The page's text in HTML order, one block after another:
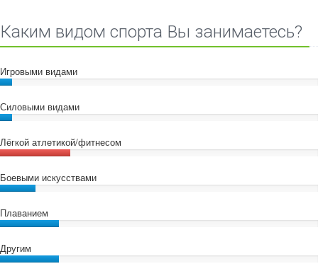
Каким видом спорта Вы занимаетесь?
Игровыми видами
Силовыми видами
Лёгкой атлетикой/фитнесом
Боевыми искусствами
Плаванием
Другим